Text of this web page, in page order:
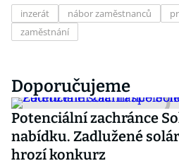
inzerát nábor zaměstnanců
zaměstnání
Doporučujeme
Potenciální zachránce
nabídku. Zadlužené
hrozí konkurz